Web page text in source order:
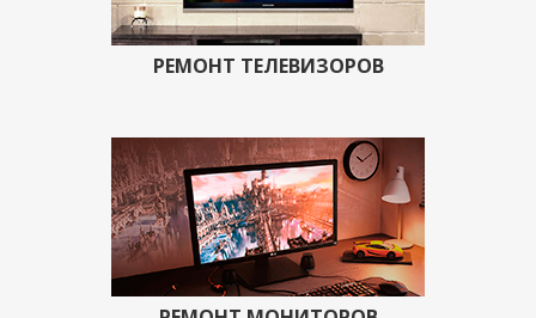
РЕМОНТ ТЕЛЕВИЗОРОВ